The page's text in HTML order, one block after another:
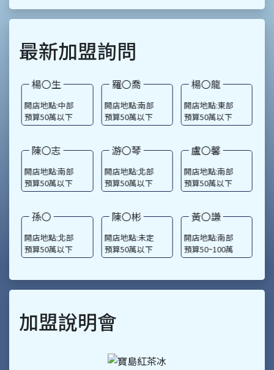
綁定裝潢以外，初原麵場總
分析、標的產權調查、租金
行情、房東資料檢視及裝潢
最新加盟詢問
羅〇喬
開店地點:南部
預算50萬以下
楊〇龍
開店地點:東部
預算50萬以下
蔡〇芯
開店地點:北部
預算50萬以下
游〇琴
開店地點:北部
預算50萬以下
盧〇馨
開店地點:南部
預算50萬以下
林〇萱
開店地點:北部
預算50萬以下
陳〇彬
開店地點:未定
預算50萬以下
黃〇謙
開店地點:南部
預算50~100萬
詹〇如
開店地點:中部
預算50萬以下
加盟說明會